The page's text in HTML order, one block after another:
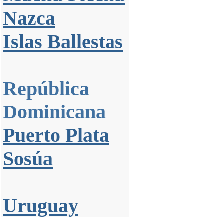
Nazca
Islas Ballestas
República
Dominicana
Puerto Plata
Sosúa
Uruguay